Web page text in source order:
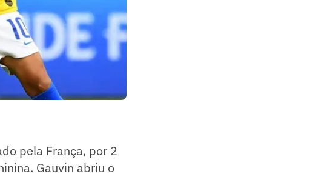
pela França, por 2
Gauvin abriu o